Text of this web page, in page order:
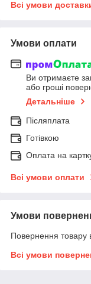
Всі умови
Умови оплати
Ви отримаєте
або гроші
Детальніше
Післяплата
Готівкою
Оплата на
Всі умови оплати
Умови
Повернення товару
Всі умови